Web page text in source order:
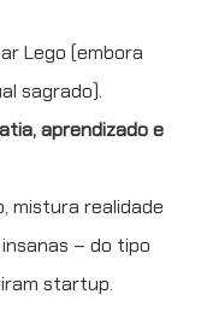
Lego (embora
sagrado).
aprendizado e
mistura realidade
– do tipo
startup.